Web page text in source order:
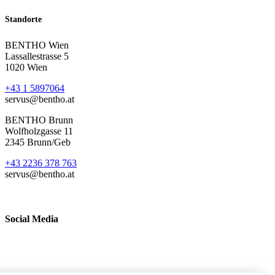
Standorte
BENTHO Wien
Lassallestrasse 5
1020 Wien
+43 1 5897064
servus@bentho.at
BENTHO Brunn
Wolfholzgasse 11
2345 Brunn/Geb
+43 2236 378 763
servus@bentho.at
Social Media